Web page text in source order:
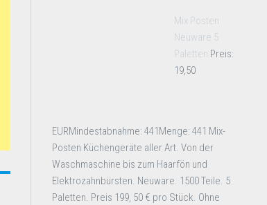
Mix Posten
Neuware 5
Paletten Preis:
19,50
EURMindestabnahme: 441Menge: 441 Mix-
Posten Küchengeräte aller Art. Von der
Waschmaschine bis zum Haarfön und
Elektrozahnbürsten. Neuware. 1500 Teile. 5
Paletten. Preis 199, 50 € pro Stück. Ohne